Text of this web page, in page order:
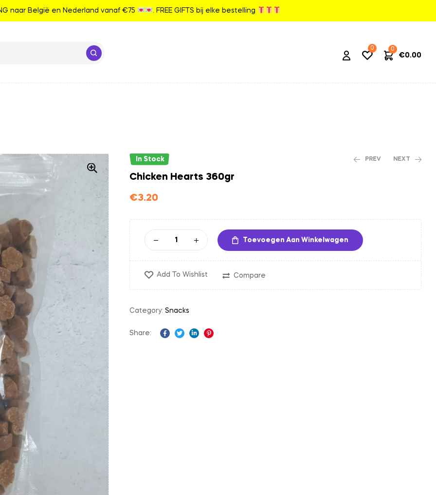
naar België en Nederland vanaf €75 . FREE GIFTS bij elke bestelling
0 0
€0.00
In Stock PREV NEXT
Chicken Hearts 360gr
€3.20
Toevoegen Aan Winkelwagen
Add To Wishlist Compare
Category: Snacks
Share: